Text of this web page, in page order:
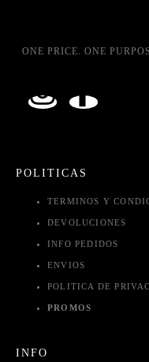
ONE PRICE. ONE
POLITICAS
TERMINOS Y
DEVOLUCIONES
INFO PEDIDOS
ENVIOS
POLITICA DE
PROMOS
INFO